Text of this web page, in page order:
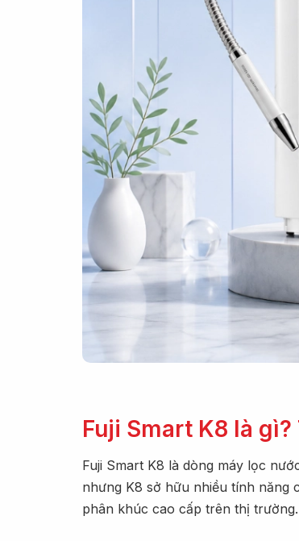
Fuji Smart K8 là
Fuji Smart K8 là dòng máy lọc
nhưng K8 sở hữu nhiều tính năng
phân khúc cao cấp trên thị trường.